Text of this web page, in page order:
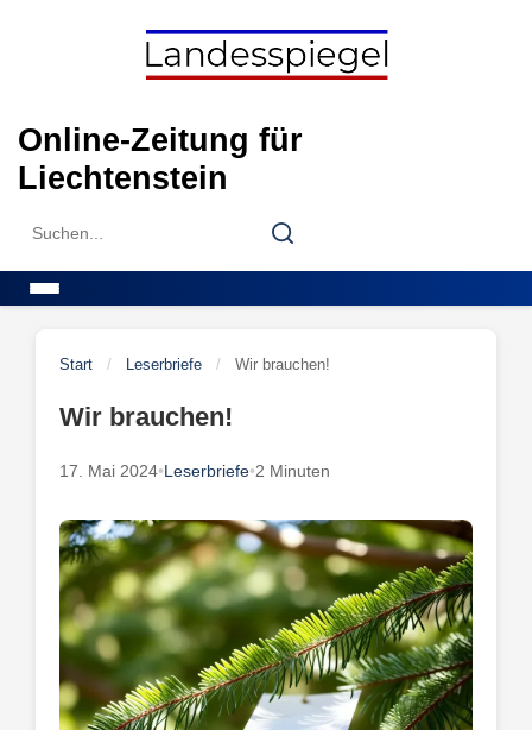
Online-Zeitung für
Liechtenstein
Search
Search
Start / Leserbriefe / Wir brauchen!
Wir brauchen!
17. Mai 2024•Leserbriefe•2 Minuten